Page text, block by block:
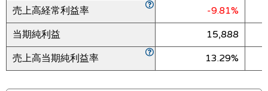
売上高経常利益率
-9.81%
当期純利益
15,888
売上高当期純利益率
13.29%